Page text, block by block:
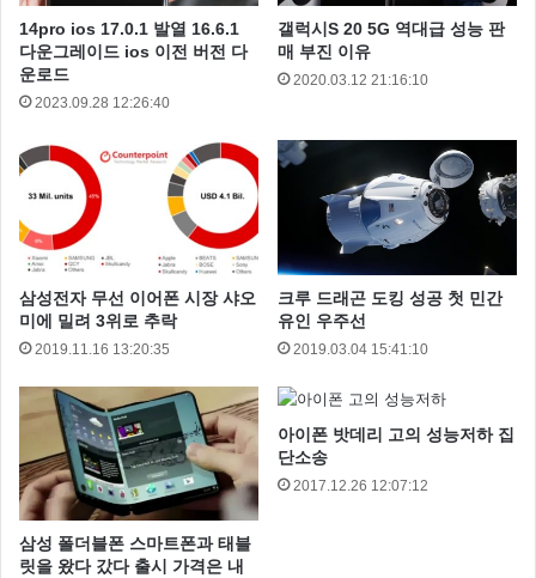
14pro ios 17.0.1 발열 16.6.1
다운그레이드 ios 이전 버전 다
운로드
2023.09.28 12:26:40
갤럭시S 20 5G 역대급 성능 판
매 부진 이유
2020.03.12 21:16:10
삼성전자 무선 이어폰 시장 샤오
미에 밀려 3위로 추락
2019.11.16 13:20:35
크루 드래곤 도킹 성공 첫 민간
유인 우주선
2019.03.04 15:41:10
삼성 폴더블폰 스마트폰과 태블
릿을 왔다 갔다 출시 가격은 내
아이폰 밧데리 고의 성능저하 집
단소송
2017.12.26 12:07:12